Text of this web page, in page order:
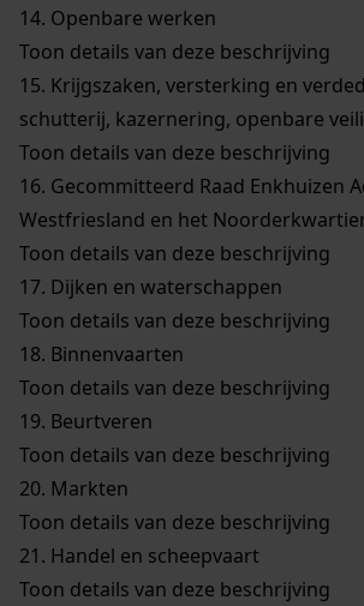
14. Openbare werken
Toon details van deze beschrijving
15. Krijgszaken, versterking en
schutterij, kazernering, openbare
Toon details van deze beschrijving
16. Gecommitteerd Raad Enkhuizen
Westfriesland en het
Toon details van deze beschrijving
17. Dijken en waterschappen
Toon details van deze beschrijving
18. Binnenvaarten
Toon details van deze beschrijving
19. Beurtveren
Toon details van deze beschrijving
20. Markten
Toon details van deze beschrijving
21. Handel en scheepvaart
Toon details van deze beschrijving